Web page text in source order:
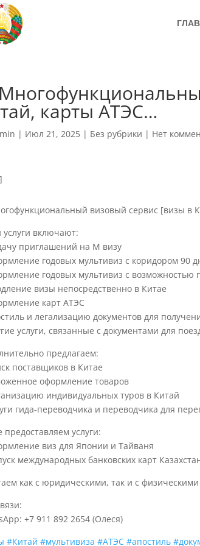
карты АТЭС…
| Июл 21, 2025 | Без рубрики | Нет
визовый сервис [визы в
включают:
приглашений на М визу
годовых мультивиз с коридором 90
годовых мультивиз с
визы непосредственно в Китае
карт АТЭС
и легализацию документов для
услуги, связанные с документами для
предлагаем:
поставщиков в Китае
оформление товаров
индивидуальных туров в Китай
гида-переводчика и переводчика для
предоставляем услуги:
виз для Японии и Тайваня
международных банковских карт
как с юридическими, так и с
+7 911 892 2654 (Олеся)
#Китай #мультивиза #АТЭС #апостиль